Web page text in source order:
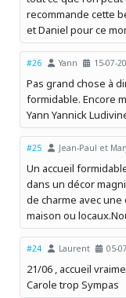
recommande cette
et Daniel pour ce
#26 Yann 15-07-
Pas grand chose à
formidable. Encore
Yann Yannick
#25 Jean-Paul et
Un accueil
dans un décor
de charme avec
maison ou
#24 Laurent 05-
21/06 , accueil
Carole trop Sympas